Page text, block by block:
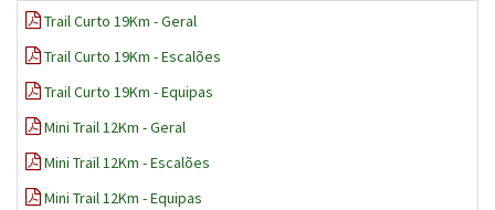
Trail Curto 19Km - Geral
Trail Curto 19Km - Escalões
Trail Curto 19Km - Equipas
Mini Trail 12Km - Geral
Mini Trail 12Km - Escalões
Mini Trail 12Km - Equipas